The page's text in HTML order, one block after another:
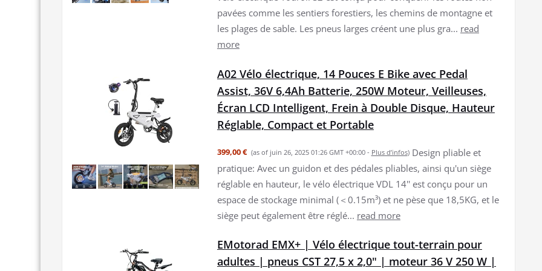
pavées comme les sentiers forestiers, les chemins de montagne et
les plages de sable. Les pneus larges créent une plus gra... read
more
A02 Vélo électrique, 14 Pouces E Bike avec Pedal
Assist, 36V 6,4Ah Batterie, 250W Moteur, Veilleuses,
Écran LCD Intelligent, Frein à Double Disque, Hauteur
Réglable, Compact et Portable
399,00 € (as of juin 26, 2025 01:26 GMT +00:00 - Plus d’infos) Design pliable et
pratique: Avec un guidon et des pédales pliables, ainsi qu'un siège
réglable en hauteur, le vélo électrique VDL 14'' est conçu pour un
espace de stockage minimal (＜0.15m³) et ne pèse que 18,5KG, et le
siège peut également être réglé... read more
EMotorad EMX+ | Vélo électrique tout-terrain pour
adultes | pneus CST 27,5 x 2,0" | moteur 36 V 250 W |